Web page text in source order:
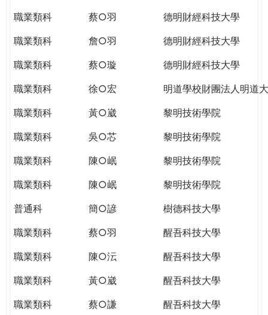
職業類科
蔡○羽
德明財經科技大學
職業類科
詹○羽
德明財經科技大學
職業類科
蔡○璇
德明財經科技大學
職業類科
徐○宏
明道學校財團法人明道
職業類科
黃○崴
黎明技術學院
職業類科
吳○芯
黎明技術學院
職業類科
陳○岷
黎明技術學院
職業類科
陳○岷
黎明技術學院
普通科
簡○諺
樹德科技大學
職業類科
蔡○羽
醒吾科技大學
職業類科
陳○沄
醒吾科技大學
職業類科
黃○崴
醒吾科技大學
職業類科
蔡○謙
醒吾科技大學